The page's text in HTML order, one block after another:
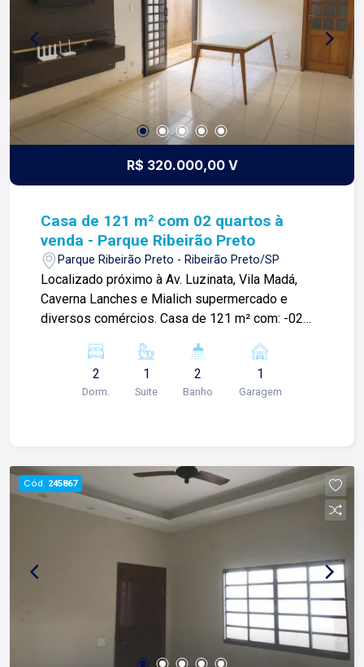
arrojo e a força comercial da atualidade. A Lago é
sua principal imobiliária em Ribeirão Preto
R$ 320.000,00 V
Casa de 121 m² com 02 quartos à
venda - Parque Ribeirão Preto
Parque Ribeirão Preto - Ribeirão Preto/SP
Localizado próximo à Av. Luzinata, Vila Madá,
Caverna Lanches e Mialich supermercado e
diversos comércios. Casa de 121 m² com: -02
banheiro social; -Cozinha com armário; -Área de
serviços; -Varanda gourmet; -02 vagas de
garagem Para mais informações e agendar visita,
fazemos. Todos os dias construímos laços
fortes e indeléveis com nossos proprietários e
clientes. Somos uma imobiliária que equilibra a
da atualidade. A Lago é sua principal imobiliária
2
Dorm.
1
Suite
2
Banho
1
Garagem
Cód. 245867